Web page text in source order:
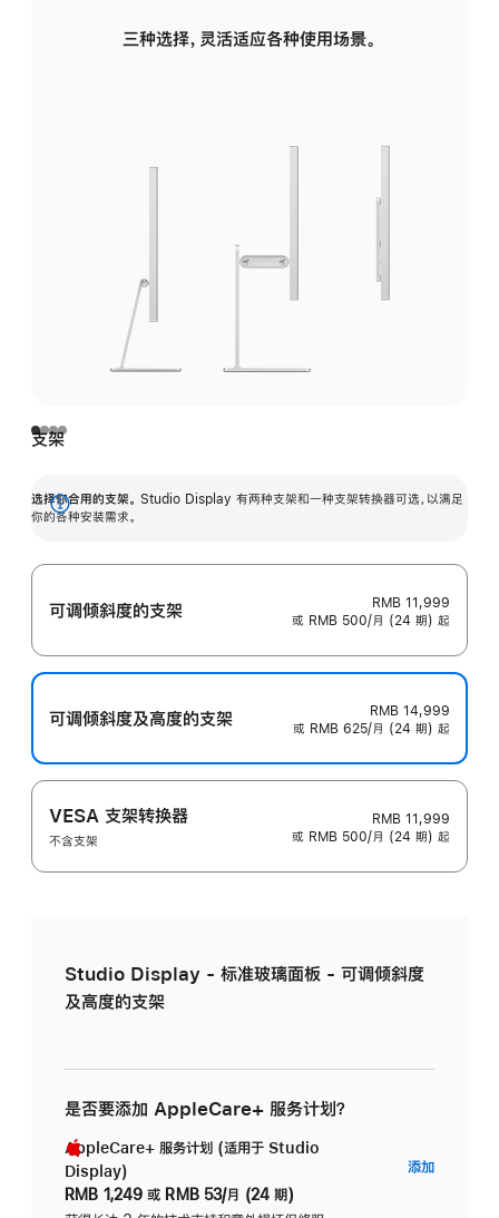
三种选择，灵活适应各种使用场景。
支架
选择你合用的支架。 Studio Display 有两种支架和一种支架转换器可选，以满足
你的各种安装需求。
展
可调倾斜度的支架
RMB 11,999
或 RMB 500/月 (24 期) 起
可调倾斜度及高‍度的支‍架
RMB 14,999
或 RMB 625/月 (24 期) 起
VESA 支架转换器
不含支架
RMB 11,999
或 RMB 500/月 (24 期) 起
Studio Display - 标准玻璃面板 - 可调倾斜度
及高度的支架
是否要添加 AppleCare+ 服务计划？
AppleCare+ 服务计划 (适用于 Studio
Display)
RMB 1,249 或 RMB 53/月 (24 期)
添加